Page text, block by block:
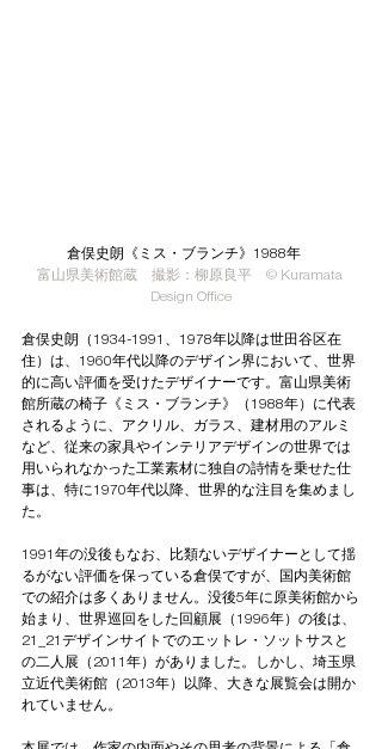
倉俣史朗《ミス・ブランチ》1988年
富山県美術館蔵　撮影：柳原良平　© Kuramata
Design Office
倉俣史朗（1934-1991、1978年以降は世田谷区在
住）は、1960年代以降のデザイン界において、世界
的に高い評価を受けたデザイナーです。富山県美術
館所蔵の椅子《ミス・ブランチ》（1988年）に代表
されるように、アクリル、ガラス、建材用のアルミ
など、従来の家具やインテリアデザインの世界では
用いられなかった工業素材に独自の詩情を乗せた仕
事は、特に1970年代以降、世界的な注目を集めまし
た。
1991年の没後もなお、比類ないデザイナーとして揺
るがない評価を保っている倉俣ですが、国内美術館
での紹介は多くありません。没後5年に原美術館から
始まり、世界巡回をした回顧展（1996年）の後は、
21_21デザインサイトでのエットレ・ソットサスと
の二人展（2011年）がありました。しかし、埼玉県
立近代美術館（2013年）以降、大きな展覧会は開か
れていません。